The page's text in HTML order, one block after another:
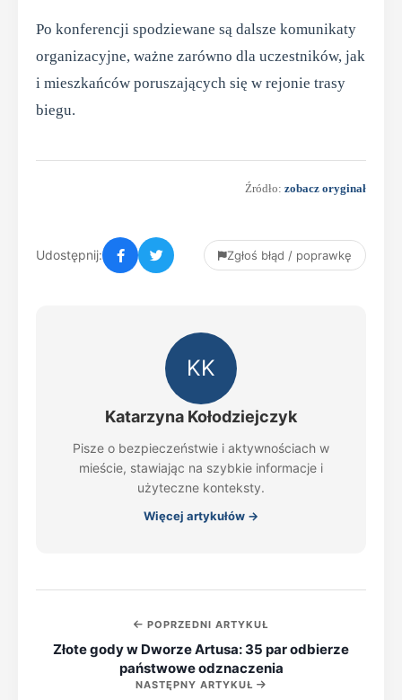
Po konferencji spodziewane są dalsze komunikaty
organizacyjne, ważne zarówno dla uczestników, jak
i mieszkańców poruszających się w rejonie trasy
biegu.
Źródło: zobacz oryginał
Udostępnij: Zgłoś błąd / poprawkę
KK
Katarzyna Kołodziejczyk
Pisze o bezpieczeństwie i aktywnościach w
mieście, stawiając na szybkie informacje i
użyteczne konteksty.
Więcej artykułów →
POPRZEDNI ARTYKUŁ
Złote gody w Dworze Artusa: 35 par odbierze
państwowe odznaczenia
NASTĘPNY ARTYKUŁ